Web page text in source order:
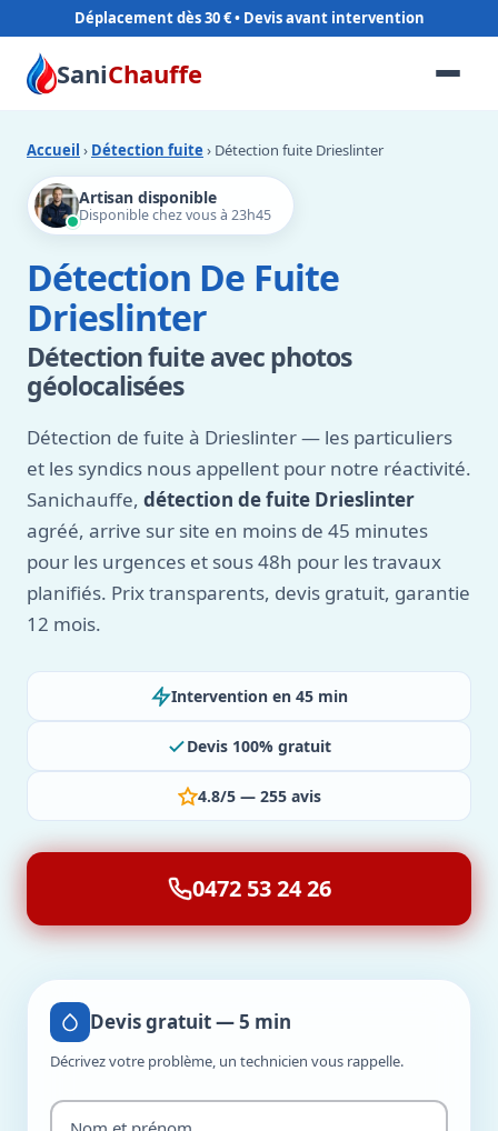
Déplacement dès 30 €
SaniChauffe
Accueil › Détection fuite › Détection fuite Drieslinter
Artisan disponible
Disponible chez vous à 23h45
Détection De Fuite
Drieslinter
Détection fuite avec photos
géolocalisées
Détection de fuite à Drieslinter — les particuliers
et les syndics nous appellent pour notre réactivité.
Sanichauffe, détection de fuite Drieslinter
agréé, arrive sur site en moins de 45 minutes
pour les urgences et sous 48h pour les travaux
planifiés. Prix transparents, devis gratuit, garantie
12 mois.
Intervention en 45 min
Devis 100% gratuit
4.8/5 — 255 avis
0472 53 24 26
Devis gratuit — 5 min
Décrivez votre problème, un technicien vous rappelle.